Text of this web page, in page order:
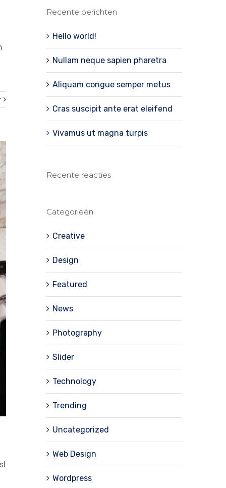
Recente berichten
Hello world!
Nullam neque sapien pharetra
Aliquam congue semper metus
Cras suscipit ante erat eleifend
Vivamus ut magna turpis
Recente reacties
Categorieën
Creative
Design
Featured
News
Photography
Slider
Technology
Trending
Uncategorized
Web Design
Wordpress